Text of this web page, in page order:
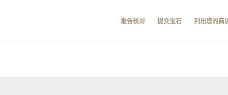
报告核对 提交宝石 列出您的商